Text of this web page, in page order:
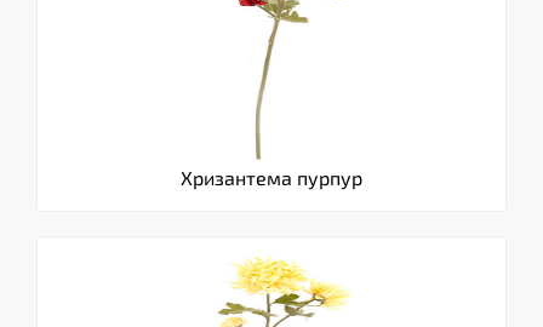
Хризантема пурпур